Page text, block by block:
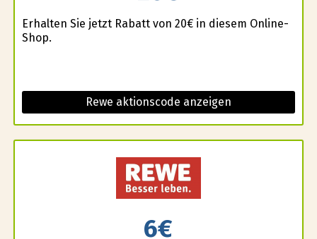
Erhalten Sie jetzt Rabatt von 20€ in diesem Online-
Shop.
Rewe aktionscode anzeigen
6€